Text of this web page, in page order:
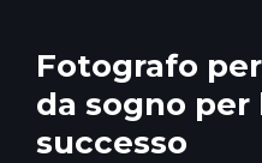
Fotografo
da sogno
successo